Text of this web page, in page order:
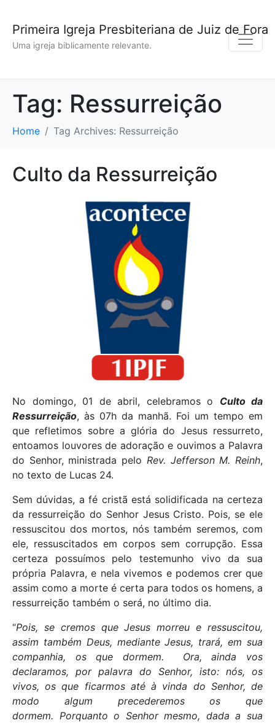
Primeira Igreja Presbiteriana de Juiz de Fora
Uma igreja biblicamente relevante.
Tag: Ressurreição
Home Tag Archives: Ressurreição
Culto da Ressurreição
No domingo, 01 de abril, celebramos o Culto da
Ressurreição, às 07h da manhã. Foi um tempo em
que refletimos sobre a glória do Jesus ressurreto,
entoamos louvores de adoração e ouvimos a Palavra
do Senhor, ministrada pelo Rev. Jefferson M. Reinh,
no texto de Lucas 24.
Sem dúvidas, a fé cristã está solidificada na certeza
da ressurreição do Senhor Jesus Cristo. Pois, se ele
ressuscitou dos mortos, nós também seremos, com
ele, ressuscitados em corpos sem corrupção. Essa
certeza possuímos pelo testemunho vivo da sua
própria Palavra, e nela vivemos e podemos crer que
assim como a morte é certa para todos os homens, a
ressurreição também o será, no último dia.
“Pois, se cremos que Jesus morreu e ressuscitou,
assim também Deus, mediante Jesus, trará, em sua
companhia, os que dormem. Ora, ainda vos
declaramos, por palavra do Senhor, isto: nós, os
vivos, os que ficarmos até à vinda do Senhor, de
modo algum precederemos os que
dormem. Porquanto o Senhor mesmo, dada a sua